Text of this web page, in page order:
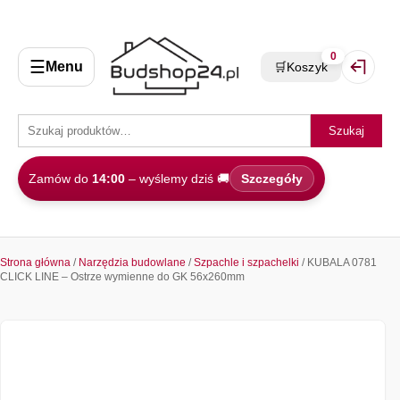
☰ Menu
Szukaj
Zamów do 14:00 – wyślemy dziś 🚚 Szczegóły
🛒Koszyk
0
Strona główna / Narzędzia budowlane /Szpachle i szpachelki / KUBALA 0781
CLICK LINE – Ostrze wymienne do GK 56x260mm